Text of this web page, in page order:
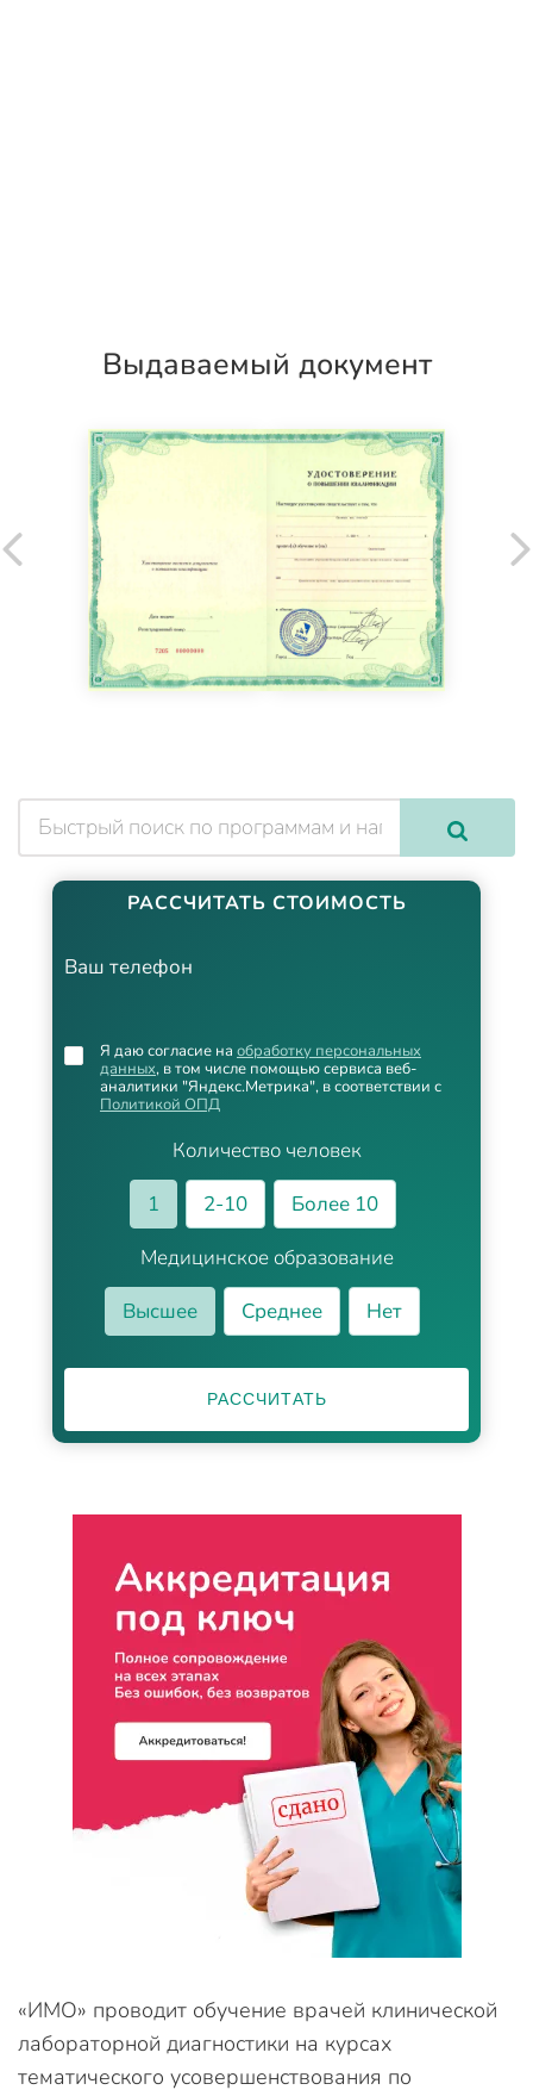
Выдаваемый документ
РАССЧИТАТЬ СТОИМОСТЬ
Ваш телефон
Количество человек
1
2-10
Более 10
Медицинское образование
Высшее
Среднее Нет
Я даю согласие на обработку персональных
данных, в том числе помощью сервиса веб-
аналитики "Яндекс.Метрика", в соответствии с
Политикой ОПД
РАССЧИТАТЬ
«ИМО» проводит обучение врачей клинической
лабораторной диагностики на курсах
тематического усовершенствования по